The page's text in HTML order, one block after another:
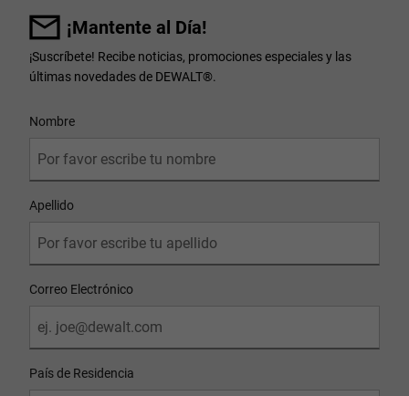
¡Mantente al Día!
¡Suscríbete! Recibe noticias, promociones especiales y las
últimas novedades de DEWALT®.
Nombre
Apellido
Correo Electrónico
País de Residencia